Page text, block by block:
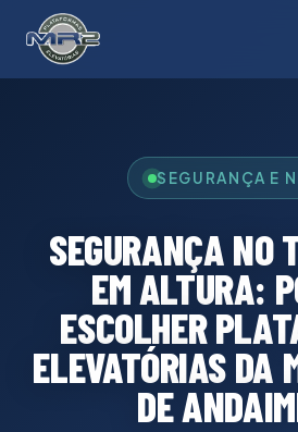
SEGURANÇA E
SEGURANÇA NO
EM ALTURA:
ESCOLHER
ELEVATÓRIAS DA
DE